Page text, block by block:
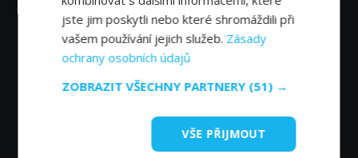
jste jim poskytli nebo které shromáždili při
vašem používání jejich služeb. Zásady
ochrany osobních údajů
ZOBRAZIT VŠECHNY PARTNERY (51) →
VŠE PŘIJMOUT